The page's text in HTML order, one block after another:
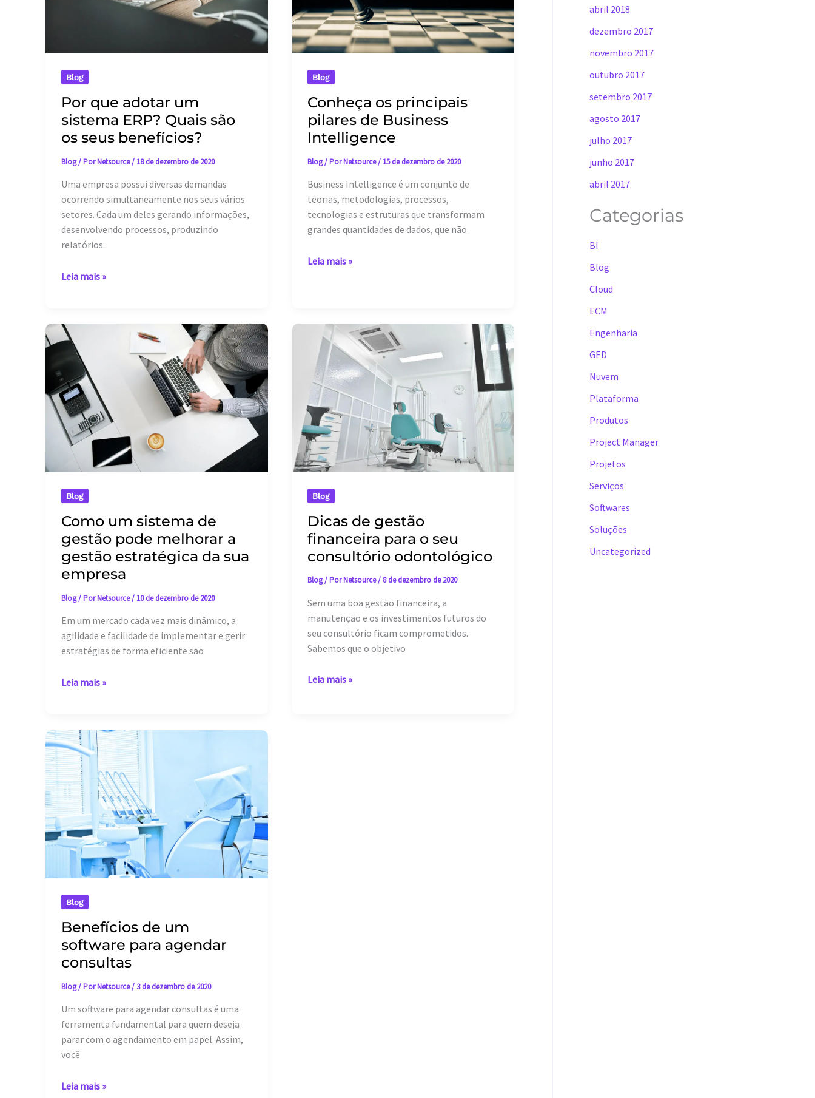
Blog
Por que adotar um
sistema ERP? Quais são
os seus benefícios?
Blog/ PorNetsource/ 18 de dezembro de 2020
Uma empresa possui diversas demandas
ocorrendo simultaneamente nos seus vários
setores. Cada um deles gerando informações,
desenvolvendo processos, produzindo
relatórios.
Por
um
sistema
ERP?
Quais
são
os
seus
benefícios?
Leia mais »
Blog
Conheça os principais
pilares de Business
Intelligence
Blog/ PorNetsource/ 15 de dezembro de 2020
Business Intelligence é um conjunto de
teorias, metodologias, processos,
tecnologias e estruturas que transformam
grandes quantidades de dados, que não
Conheça
de
Business
Intelligence
Leia mais »
Blog
Como um sistema de
gestão pode melhorar a
gestão estratégica da sua
empresa
Blog/ PorNetsource/ 10 de dezembro de 2020
Em um mercado cada vez mais dinâmico, a
agilidade e facilidade de implementar e gerir
estratégias de forma eficiente são
Como
gestão
pode
melhorar
a
gestão
estratégica
da
sua
empresa
Leia mais »
Blog
Dicas de gestão
financeira para o seu
consultório odontológico
Blog/ PorNetsource/ 8 de dezembro de 2020
Sem uma boa gestão financeira, a
manutenção e os investimentos futuros do
seu consultório ficam comprometidos.
Sabemos que o objetivo
Dicas
Leia mais »
Blog
Benefícios de um
software para agendar
consultas
Blog/ PorNetsource/ 3 de dezembro de 2020
Um software para agendar consultas é uma
ferramenta fundamental para quem deseja
parar com o agendamento em papel. Assim,
você
Benefícios
Leia mais »
abril 2018
dezembro 2017
novembro 2017
outubro 2017
setembro 2017
agosto 2017
julho 2017
junho 2017
abril 2017
Categorias
BI
Blog
Cloud
ECM
Engenharia
GED
Nuvem
Plataforma
Produtos
Project Manager
Projetos
Serviços
Softwares
Soluções
Uncategorized